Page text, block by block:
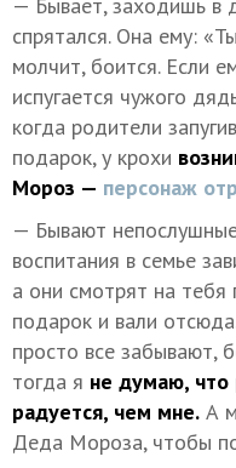
спрятался. Она ему:
молчит, боится. Если
испугается чужого
когда родители
подарок, у крохи
Мороз — персонаж
— Бывают
воспитания в семье
а они смотрят на тебя
подарок и вали
просто все забывают,
тогда я не думаю,
радуется, чем мне. А
Деда Мороза, чтобы